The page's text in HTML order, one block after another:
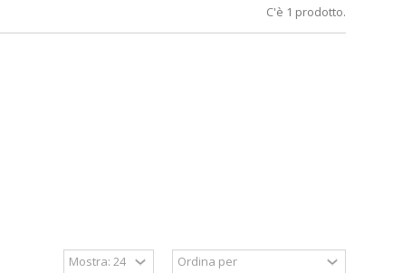
C'è 1 prodotto.